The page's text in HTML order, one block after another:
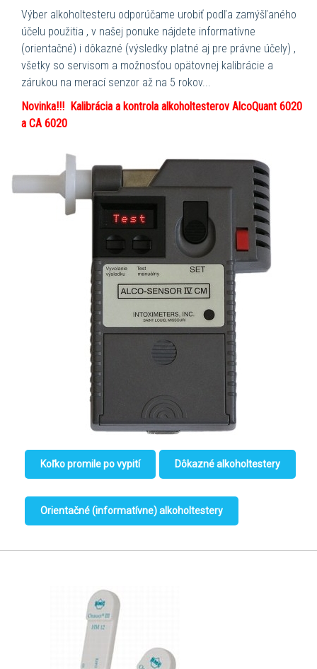
Výber alkoholtesteru odporúčame urobiť podľa zamýšľaného
účelu použitia , v našej ponuke nájdete informatívne
(orientačné) i dôkazné (výsledky platné aj pre právne účely) ,
všetky so servisom a možnosťou opätovnej kalibrácie a
zárukou na merací senzor až na 5 rokov...
Novinka!!! Kalibrácia a kontrola alkoholtesterov AlcoQuant 6020
a CA 6020
Koľko promile po vypití Dôkazné alkoholtestery
Orientačné (informatívne) alkoholtestery